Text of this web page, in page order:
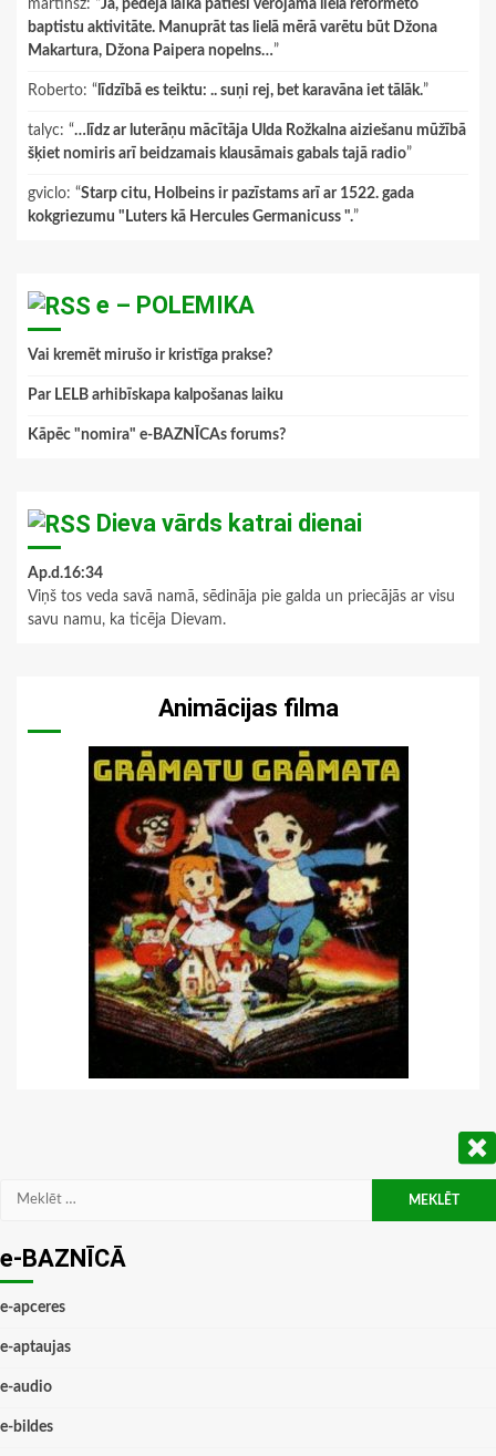
martinsz: “Jā, pēdējā laikā patiesi vērojama liela reformēto
baptistu aktivitāte. Manuprāt tas lielā mērā varētu būt Džona
Makartura, Džona Paipera nopelns…”
Roberto: “ līdzībā es teiktu: .. suņi rej, bet karavāna iet tālāk.”
talyc: “…līdz ar luterāņu mācītāja Ulda Rožkalna aiziešanu mūžībā
šķiet nomiris arī beidzamais klausāmais gabals tajā radio”
gviclo: “Starp citu, Holbeins ir pazīstams arī ar 1522. gada
kokgriezumu "Luters kā Hercules Germanicuss ".”
e – POLEMIKA
Vai kremēt mirušo ir kristīga prakse?
Par LELB arhibīskapa kalpošanas laiku
Kāpēc "nomira" e-BAZNĪCAs forums?
Dieva vārds katrai dienai
Ap.d.16:34
Viņš tos veda savā namā, sēdināja pie galda un priecājās ar visu
savu namu, ka ticēja Dievam.
Animācijas filma
Meklēt:
e-BAZNĪCĀ
e-apceres
e-aptaujas
e-audio
e-bildes